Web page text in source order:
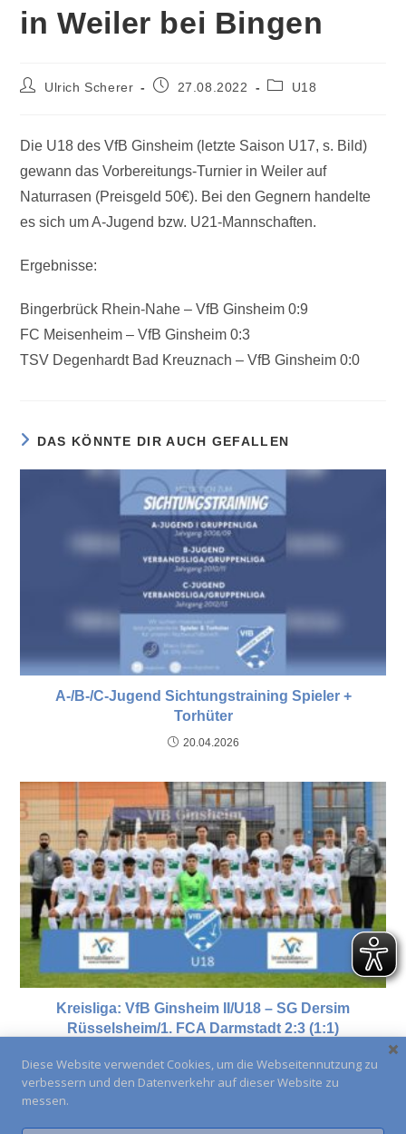
in Weiler bei Bingen
Ulrich Scherer 27.08.2022 U18
Die U18 des VfB Ginsheim (letzte Saison U17, s. Bild)
gewann das Vorbereitungs-Turnier in Weiler auf
Naturrasen (Preisgeld 50€). Bei den Gegnern handelte
es sich um A-Jugend bzw. U21-Mannschaften.
Ergebnisse:
Bingerbrück Rhein-Nahe – VfB Ginsheim 0:9
FC Meisenheim – VfB Ginsheim 0:3
TSV Degenhardt Bad Kreuznach – VfB Ginsheim 0:0
DAS KÖNNTE DIR AUCH GEFALLEN
A-/B-/C-Jugend Sichtungstraining Spieler +
Torhüter
20.04.2026
Kreisliga: VfB Ginsheim II/U18 – SG Dersim
Rüsselsheim/1. FCA Darmstadt 2:3 (1:1)
Diese Website verwendet Cookies, um die Webseitennutzung zu
verbessern und den Datenverkehr auf dieser Website zu
messen.